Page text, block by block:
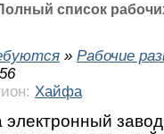
список
» Рабочие
Хайфа
электронный